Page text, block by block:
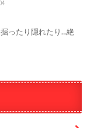
ったり隠れたり…絶